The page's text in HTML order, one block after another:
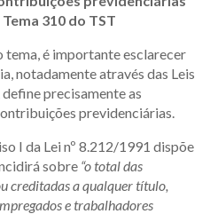
310 do TST
tema, é importante esclarecer
notadamente através das Leis
precisamente as
previdenciárias.
I da Lei nº 8.212/1991 dispõe
sobre “o total das
creditadas a qualquer título,
e trabalhadores